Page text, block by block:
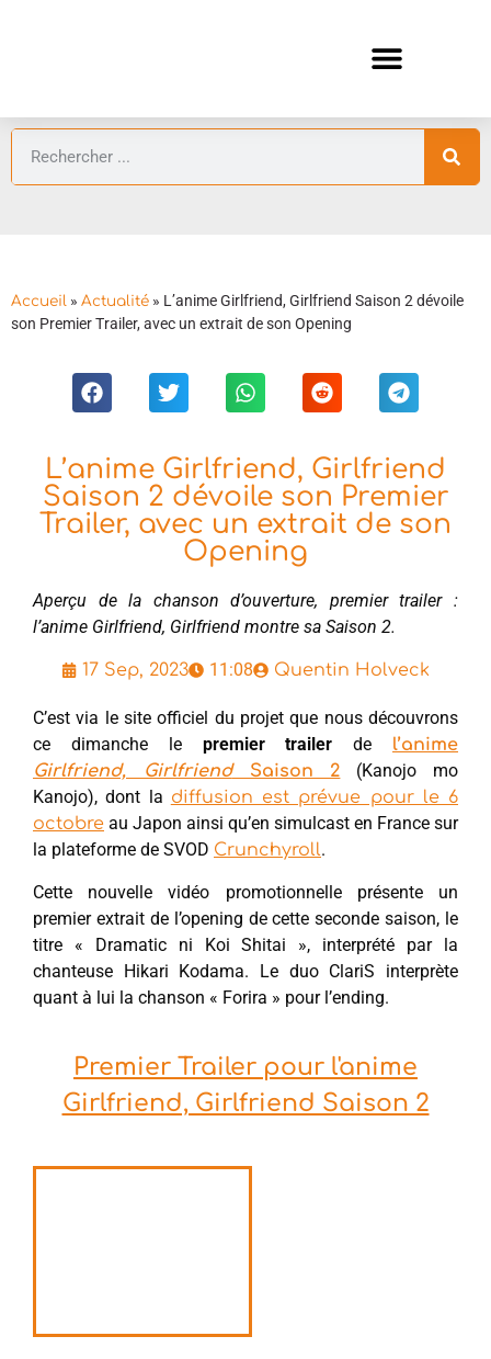
Accueil » Actualité » L’anime Girlfriend, Girlfriend Saison 2 dévoile
son Premier Trailer, avec un extrait de son Opening
L’anime Girlfriend, Girlfriend
Saison 2 dévoile son Premier
Trailer, avec un extrait de son
Opening
Aperçu de la chanson d’ouverture, premier trailer :
l’anime Girlfriend, Girlfriend montre sa Saison 2.
17 Sep, 2023 11:08 Quentin Holveck
C’est via le site officiel du projet que nous découvrons
ce dimanche le premier trailer de l’anime
Girlfriend, GirlfriendSaison 2 (Kanojo mo
Kanojo), dont la diffusion est prévue pour le 6
octobre au Japon ainsi qu’en simulcast en France sur
la plateforme de SVOD Crunchyroll.
Cette nouvelle vidéo promotionnelle présente un
premier extrait de l’opening de cette seconde saison, le
titre « Dramatic ni Koi Shitai », interprété par la
chanteuse Hikari Kodama. Le duo ClariS interprète
quant à lui la chanson « Forira » pour l’ending.
Premier Trailer pour l'anime
Girlfriend, Girlfriend Saison 2